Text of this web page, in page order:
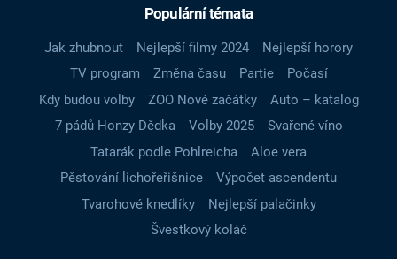
Populární témata
Jak zhubnout Nejlepší filmy 2024
Nejlepší horory
TV program
Změna času Partie
Počasí
Kdy budou volby
ZOO Nové začátky
Auto – katalog
7 pádů Honzy Dědka
Volby 2025
Svařené víno
Tatarák podle Pohlreicha
Aloe vera
Pěstování lichořeřišnice
Výpočet ascendentu
Tvarohové knedlíky
Nejlepší palačinky
Švestkový koláč